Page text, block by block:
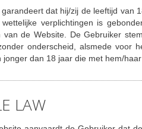
dat hij/zij de leeftijd van
verplichtingen is
de Website. De Gebruiker
onderscheid, alsmede voor
jonger dan 18 jaar die met hem/
LAW